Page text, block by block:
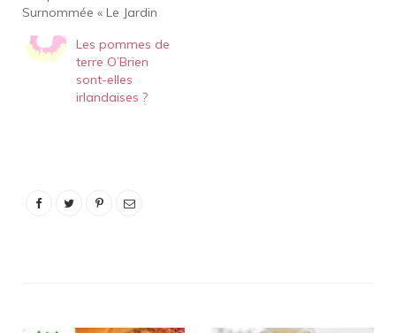
Surnommée « Le Jardin
est la plus grande
productrice de pommes
de la province, avec plus
de 800 000 pommiers !
Les pommes de
terre O’Brien
sont-elles
irlandaises ?